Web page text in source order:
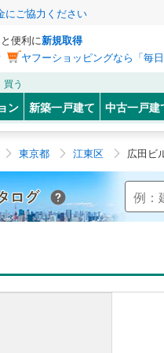
にご協力ください
便利に新規取得
ヤフーショッピングなら「毎
買う
ン 新築一戸建て 中古一戸建
東京都 江東区 広田ビ
Yahoo!不動産 マンシ